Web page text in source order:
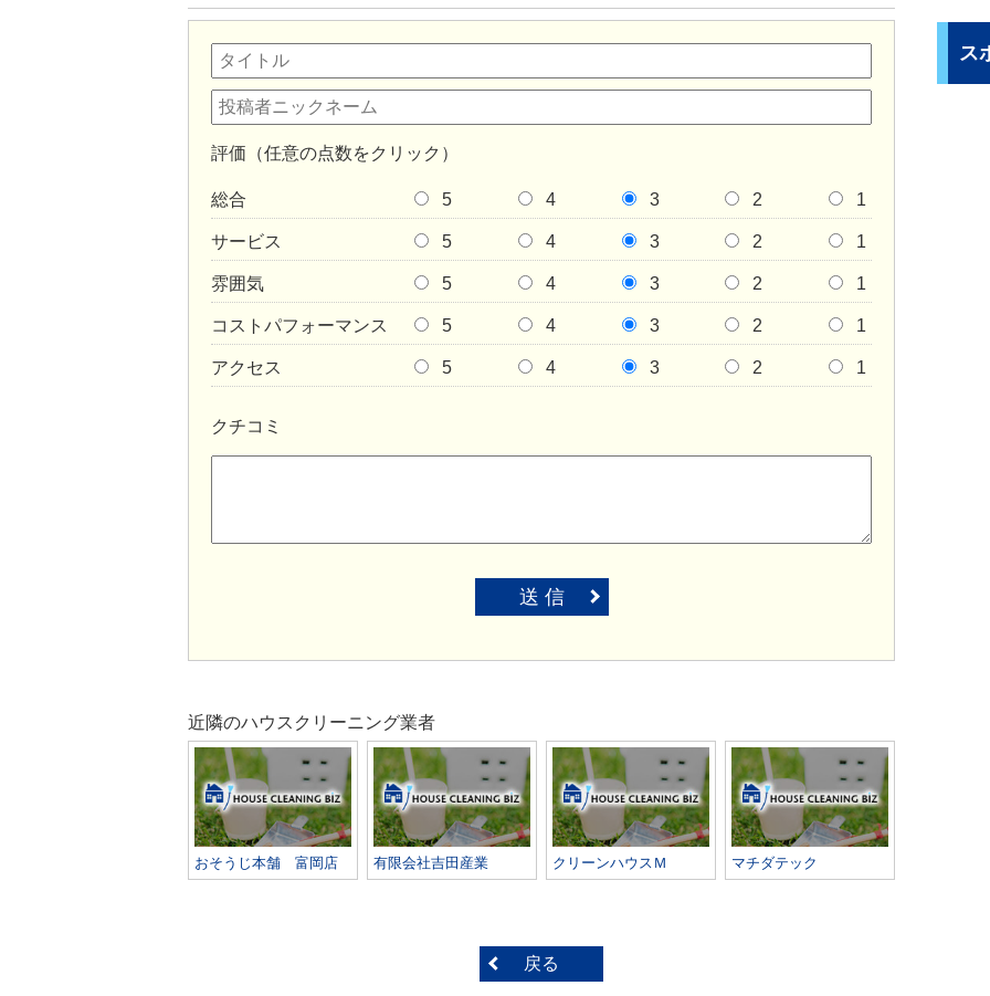
評価（任意の点数をクリック）
総合 5 4 3 2 1
サービス 5 4 3 2 1
雰囲気 5 4 3 2 1
コストパフォーマンス 5 4 3 2 1
アクセス 5 4 3 2 1
クチコミ
送 信
近隣のハウスクリーニング業者
おそうじ本舗 富岡店 有限会社吉田産業 クリーンハウスＭ マチダテック
戻る
ス